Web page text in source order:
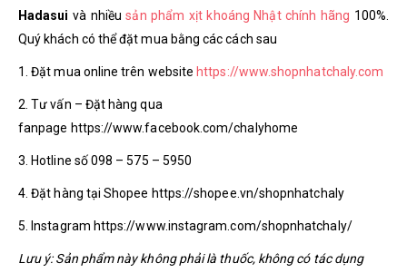
Hadasui và nhiềusản phẩm xịt khoáng Nhật chính hãng 100%.
Quý khách có thể đặt mua bằng các cách sau
1. Đặt mua online trên website https://www.shopnhatchaly.com
2. Tư vấn – Đặt hàng qua
fanpage https://www.facebook.com/chalyhome
3. Hotline số 098 – 575 – 5950
4. Đặt hàng tại Shopee https://shopee.vn/shopnhatchaly
5. Instagram https://www.instagram.com/shopnhatchaly/
Lưu ý: Sản phẩm này không phải là thuốc, không có tác dụng